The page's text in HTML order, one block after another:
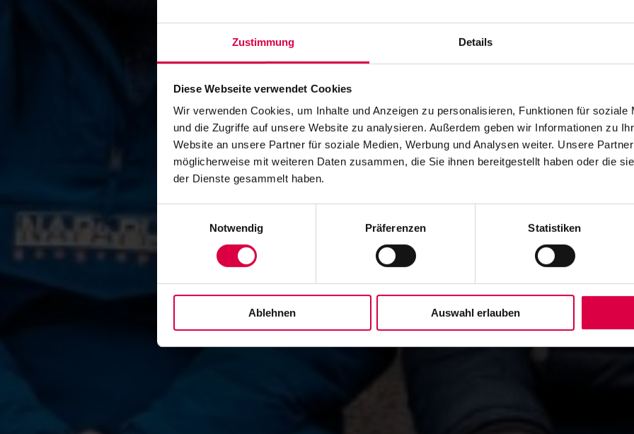
Zustimmung Details
Diese Webseite verwendet Cookies
Wir verwenden Cookies, um Inhalte und Anzeigen zu personalisieren, Funktionen für soziale
und die Zugriffe auf unsere Website zu analysieren. Außerdem geben wir Informationen zu
Website an unsere Partner für soziale Medien, Werbung und Analysen weiter. Unsere
möglicherweise mit weiteren Daten zusammen, die Sie ihnen bereitgestellt haben oder die
der Dienste gesammelt haben.
Notwendig
Präferenzen Statistiken
Ablehnen Auswahl erlauben